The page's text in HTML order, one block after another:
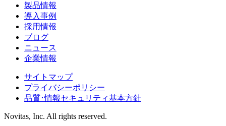
製品情報
導入事例
採用情報
ブログ
ニュース
企業情報
サイトマップ
プライバシーポリシー
品質･情報セキュリティ基本方針
Novitas, Inc. All rights reserved.